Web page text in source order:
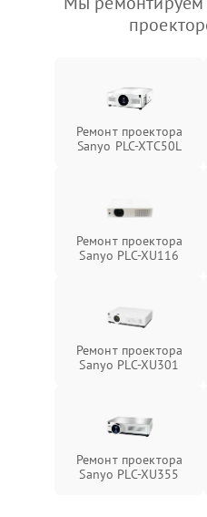
Ремонт проектора
Sanyo PLC-XTC50L
Ремонт проектора
Sanyo PLC-XU116
Ремонт проектора
Sanyo PLC-XU301
Ремонт проектора
Sanyo PLC-XU355